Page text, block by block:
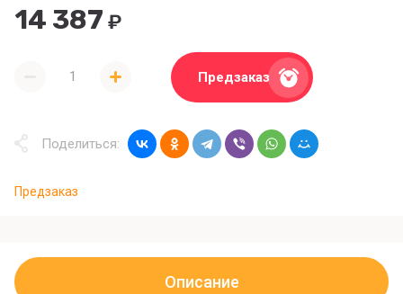
14 387 ₽
Предзаказ
Поделиться:
Предзаказ
Описание